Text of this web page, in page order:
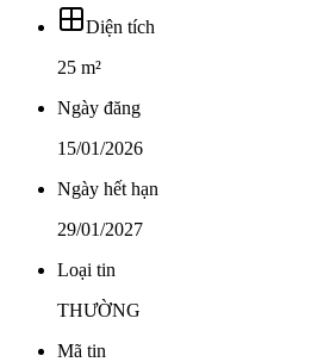
Diện tích
25 m²
Ngày đăng
15/01/2026
Ngày hết hạn
29/01/2027
Loại tin
THƯỜNG
Mã tin